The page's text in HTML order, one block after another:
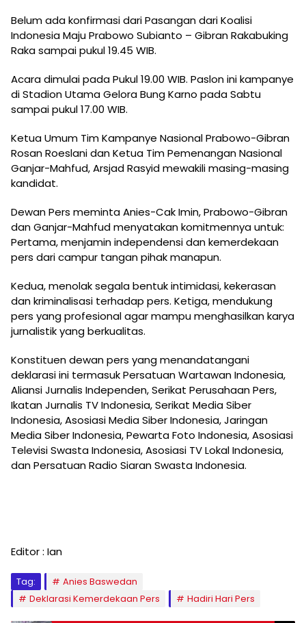
Belum ada konfirmasi dari Pasangan dari Koalisi
Indonesia Maju Prabowo Subianto – Gibran Rakabuking
Raka sampai pukul 19.45 WIB.
Acara dimulai pada Pukul 19.00 WIB. Paslon ini kampanye
di Stadion Utama Gelora Bung Karno pada Sabtu
sampai pukul 17.00 WIB.
Ketua Umum Tim Kampanye Nasional Prabowo-Gibran
Rosan Roeslani dan Ketua Tim Pemenangan Nasional
Ganjar-Mahfud, Arsjad Rasyid mewakili masing-masing
kandidat.
Dewan Pers meminta Anies-Cak Imin, Prabowo-Gibran
dan Ganjar-Mahfud menyatakan komitmennya untuk:
Pertama, menjamin independensi dan kemerdekaan
pers dari campur tangan pihak manapun.
Kedua, menolak segala bentuk intimidasi, kekerasan
dan kriminalisasi terhadap pers. Ketiga, mendukung
pers yang profesional agar mampu menghasilkan karya
jurnalistik yang berkualitas.
Konstituen dewan pers yang menandatangani
deklarasi ini termasuk Persatuan Wartawan Indonesia,
Aliansi Jurnalis Independen, Serikat Perusahaan Pers,
Ikatan Jurnalis TV Indonesia, Serikat Media Siber
Indonesia, Asosiasi Media Siber Indonesia, Jaringan
Media Siber Indonesia, Pewarta Foto Indonesia, Asosiasi
Televisi Swasta Indonesia, Asosiasi TV Lokal Indonesia,
dan Persatuan Radio Siaran Swasta Indonesia.
Editor : Ian
Tag:
Anies Baswedan
Deklarasi Kemerdekaan Pers
Hadiri Hari Pers